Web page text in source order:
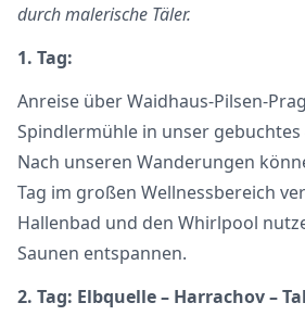
durch malerische Täler.
1. Tag:
Anreise über Waidhaus-Pilsen-
Spindlermühle in unser gebuchtes
Nach unseren Wanderungen
Tag im großen Wellnessbereich
Hallenbad und den Whirlpool
Saunen entspannen.
2. Tag: Elbquelle – Harrachov –